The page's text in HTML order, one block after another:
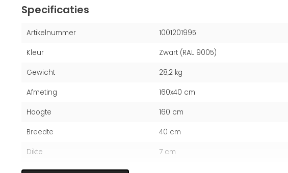
Specificaties
Artikelnummer 1001201995
Kleur Zwart (RAL 9005)
Gewicht 28,2 kg
Afmeting 160x40 cm
Hoogte 160 cm
Breedte 40 cm
Dikte 7 cm